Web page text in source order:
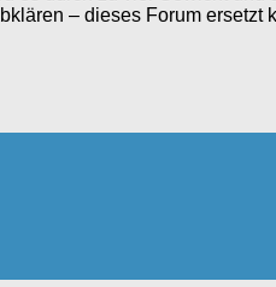
– dieses Forum ersetzt